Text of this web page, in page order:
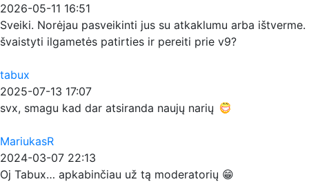
2026-05-11 16:51
Sveiki. Norėjau pasveikinti jus su atkaklumu arba
švaistyti ilgametės patirties ir pereiti prie v9?
tabux
2025-07-13 17:07
svx, smagu kad dar atsiranda naujų narių
MariukasR
2024-03-07 22:13
Oj Tabux… apkabinčiau už tą moderatorių 😁